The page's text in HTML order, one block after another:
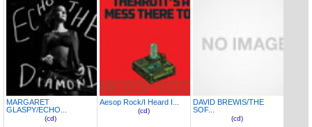
MARGARET
GLASPY/ECHO...
(cd)
Aesop Rock/I Heard I...
(cd)
DAVID BREWIS/THE
SOF...
(cd)